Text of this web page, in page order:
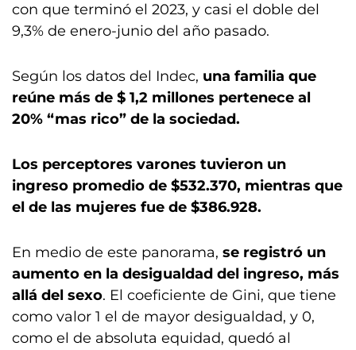
con que terminó el 2023, y casi el doble del
9,3% de enero-junio del año pasado.
Según los datos del Indec, una familia que
reúne más de $ 1,2 millones pertenece al
20% “mas rico” de la sociedad.
Los perceptores varones tuvieron un
ingreso promedio de $532.370, mientras que
el de las mujeres fue de $386.928.
En medio de este panorama, se registró un
aumento en la desigualdad del ingreso, más
allá del sexo. El coeficiente de Gini, que tiene
como valor 1 el de mayor desigualdad, y 0,
como el de absoluta equidad, quedó al